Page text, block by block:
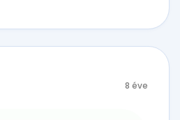
8 éve